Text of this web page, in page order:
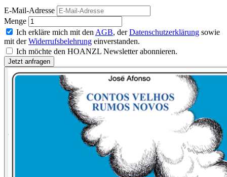
E-Mail-Adresse
Menge
Ich erkläre mich mit den AGB, derDatenschutzerklärung sowie
mit derWiderrufsbelehrung einverstanden.
Ich möchte den HOANZL Newsletter abonnieren.